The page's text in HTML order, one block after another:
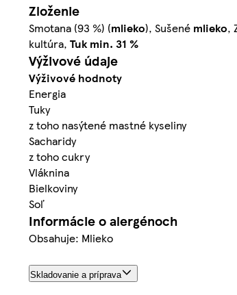
Zloženie
Smotana (93 %) (mlieko), Sušené mlieko,
kultúra, Tuk min. 31 %
Výživové údaje
Výživové hodnoty
Energia
Tuky
z toho nasýtené mastné kyseliny
Sacharidy
z toho cukry
Vláknina
Bielkoviny
Soľ
Informácie o alergénoch
Obsahuje: Mlieko
Skladovanie a príprava